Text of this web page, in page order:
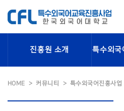
진흥원 소개 특수외국
HOME 커뮤니티 특수외국어진흥사업